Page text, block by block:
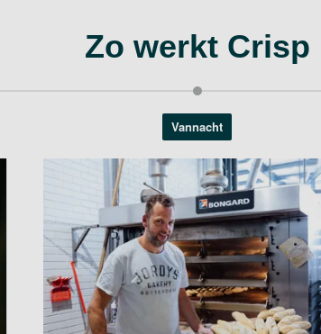
Zo werkt Crisp
Vannacht